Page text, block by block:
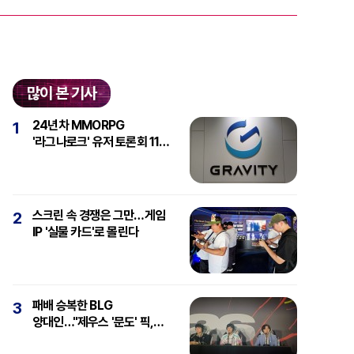
많이 본 기사
1
24년차 MMORPG
'라그나로크' 유저 토론회 11일
2
스크린 속 경쟁은 그만…게임
IP '실물 카드'로 몰린다
3
패배 승복한 BLG
양대인…"제우스 '문도' 픽,